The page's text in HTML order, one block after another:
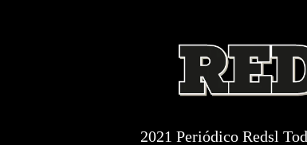
2021 Periódico Redsl